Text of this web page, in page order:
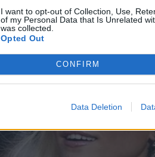
I want to opt-out of Collection, Use,
of my Personal Data that Is Unrelated
was collected.
Opted Out
CONFIRM
Data Deletion